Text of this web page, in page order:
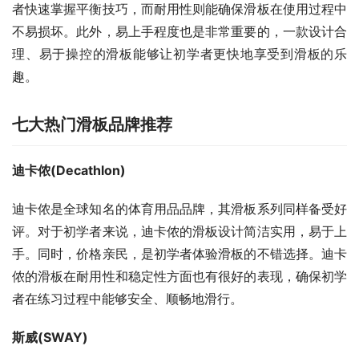
者快速掌握平衡技巧，而耐用性则能确保滑板在使用过程中
不易损坏。此外，易上手程度也是非常重要的，一款设计合
理、易于操控的滑板能够让初学者更快地享受到滑板的乐
趣。
七大热门滑板品牌推荐
迪卡侬(Decathlon)
迪卡侬是全球知名的体育用品品牌，其滑板系列同样备受好
评。对于初学者来说，迪卡侬的滑板设计简洁实用，易于上
手。同时，价格亲民，是初学者体验滑板的不错选择。迪卡
侬的滑板在耐用性和稳定性方面也有很好的表现，确保初学
者在练习过程中能够安全、顺畅地滑行。
斯威(SWAY)